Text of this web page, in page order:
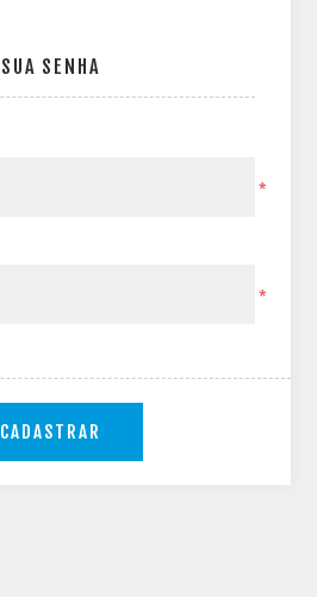
SUA SENHA
*
*
CADASTRAR